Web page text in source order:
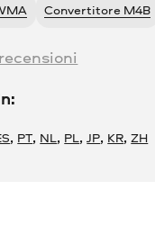
Convertitore M4B
recensioni
, PT, NL, PL,JP, KR,ZH